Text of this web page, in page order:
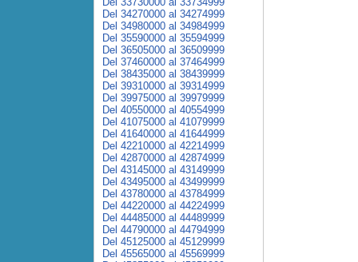
Del 34270000 al 34274999
Del 34980000 al 34984999
Del 35590000 al 35594999
Del 36505000 al 36509999
Del 37460000 al 37464999
Del 38435000 al 38439999
Del 39310000 al 39314999
Del 39975000 al 39979999
Del 40550000 al 40554999
Del 41075000 al 41079999
Del 41640000 al 41644999
Del 42210000 al 42214999
Del 42870000 al 42874999
Del 43145000 al 43149999
Del 43495000 al 43499999
Del 43780000 al 43784999
Del 44220000 al 44224999
Del 44485000 al 44489999
Del 44790000 al 44794999
Del 45125000 al 45129999
Del 45565000 al 45569999